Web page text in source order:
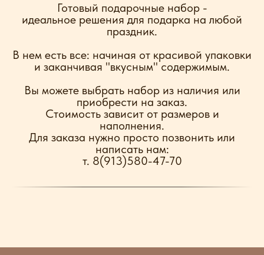
Готовый подарочные набор -
идеальное решения для подарка на любой
праздник.
В нем есть все: начиная от красивой упаковки
и заканчивая "вкусным" содержимым.
Вы можете выбрать набор из наличия или
приобрести на заказ.
Стоимость зависит от размеров и
наполнения.
Для заказа нужно просто позвонить или
написать нам:
т. 8(913)580-47-70